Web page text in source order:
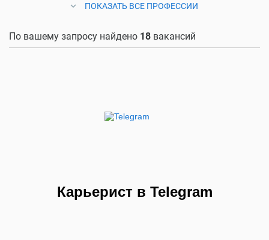
ПОКАЗАТЬ ВСЕ ПРОФЕССИИ
По вашему запросу найдено 18 вакансий
Карьерист в Telegram